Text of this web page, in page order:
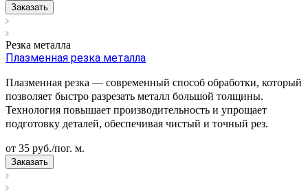
Заказать
Резка металла
Плазменная резка металла
Плазменная резка — современный способ обработки, который
позволяет быстро разрезать металл большой толщины.
Технология повышает производительность и упрощает
подготовку деталей, обеспечивая чистый и точный рез.
от 35 руб./пог. м.
Заказать